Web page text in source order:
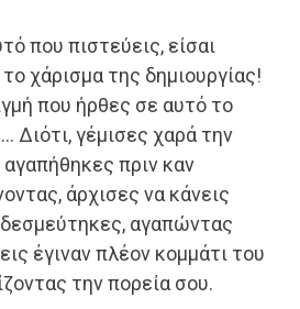
που πιστεύεις, είσαι
χάρισμα της δημιουργίας!
που ήρθες σε αυτό το
Διότι, γέμισες χαρά την
αγαπήθηκες πριν καν
άρχισες να κάνεις
αγαπώντας
έγιναν πλέον κομμάτι του
την πορεία σου.